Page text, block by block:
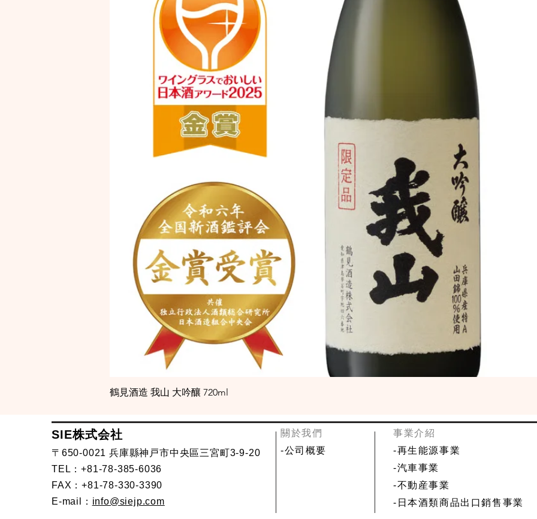
鶴見酒造 我山 大吟釀 720ml
SIE株式会社
〒650-0021 兵庫縣神戸市中央區三宮町3-9-20
TEL：+81-78-385-6036
FAX：+81-78-330-3390
E-mail： info@siejp.com
​關於我們
-公司概要
事業介紹
-再生能源事業
-汽車事業
-不動産事業
-日本酒類商品出口銷售事業